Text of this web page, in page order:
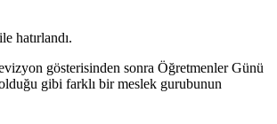
hatırlandı.
gösterisinden sonra Öğretmenler Günü
gibi farklı bir meslek gurubunun